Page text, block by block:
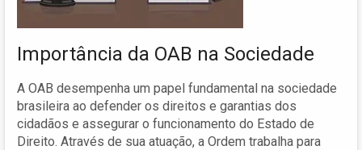
Importância da OAB na Sociedade
A OAB desempenha um papel fundamental na sociedade
brasileira ao defender os direitos e garantias dos
cidadãos e assegurar o funcionamento do Estado de
Direito. Através de sua atuação, a Ordem trabalha para